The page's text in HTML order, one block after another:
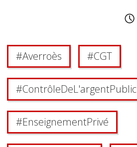
#Averroès #CGT
#Contrôle De L'argent Public
#Enseignement Privé